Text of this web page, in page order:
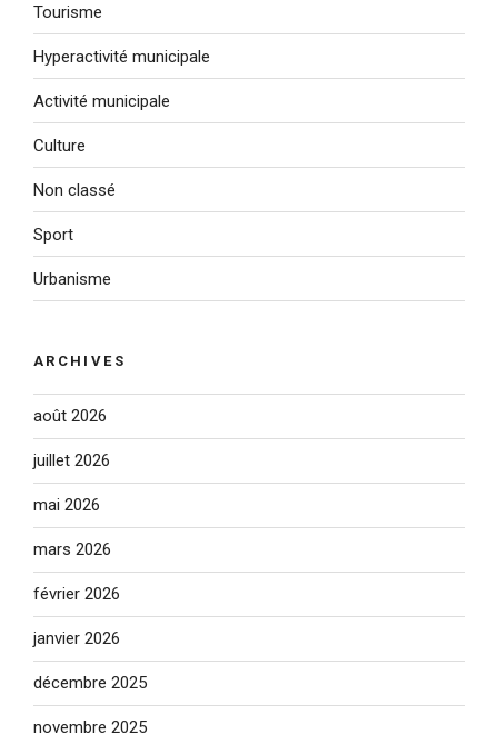
Tourisme
Hyperactivité municipale
Activité municipale
Culture
Non classé
Sport
Urbanisme
ARCHIVES
août 2026
juillet 2026
mai 2026
mars 2026
février 2026
janvier 2026
décembre 2025
novembre 2025